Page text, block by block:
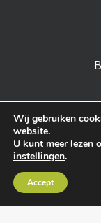
Wij gebruiken
website.
U kunt meer lezen
instellingen.
Accept